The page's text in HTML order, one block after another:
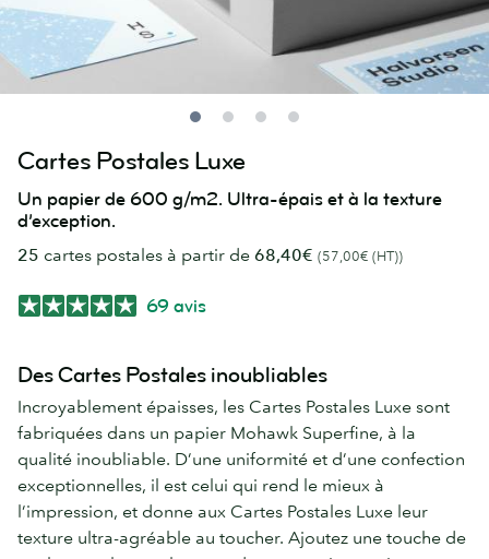
Cartes Postales Luxe
Un papier de 600 g/m2. Ultra-épais et à la texture
d’exception.
25 cartes postales à partir de 68,40€ (57,00€ (HT))
69 avis
Des Cartes Postales inoubliables
Incroyablement épaisses, les Cartes Postales Luxe sont
fabriquées dans un papier Mohawk Superfine, à la
qualité inoubliable. D’une uniformité et d’une confection
exceptionnelles, il est celui qui rend le mieux à
l’impression, et donne aux Cartes Postales Luxe leur
texture ultra-agréable au toucher. Ajoutez une touche de